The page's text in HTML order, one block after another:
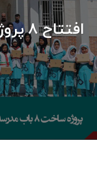
افتتاح ۸ پروژه تمام خیّری توسط بانک آینده